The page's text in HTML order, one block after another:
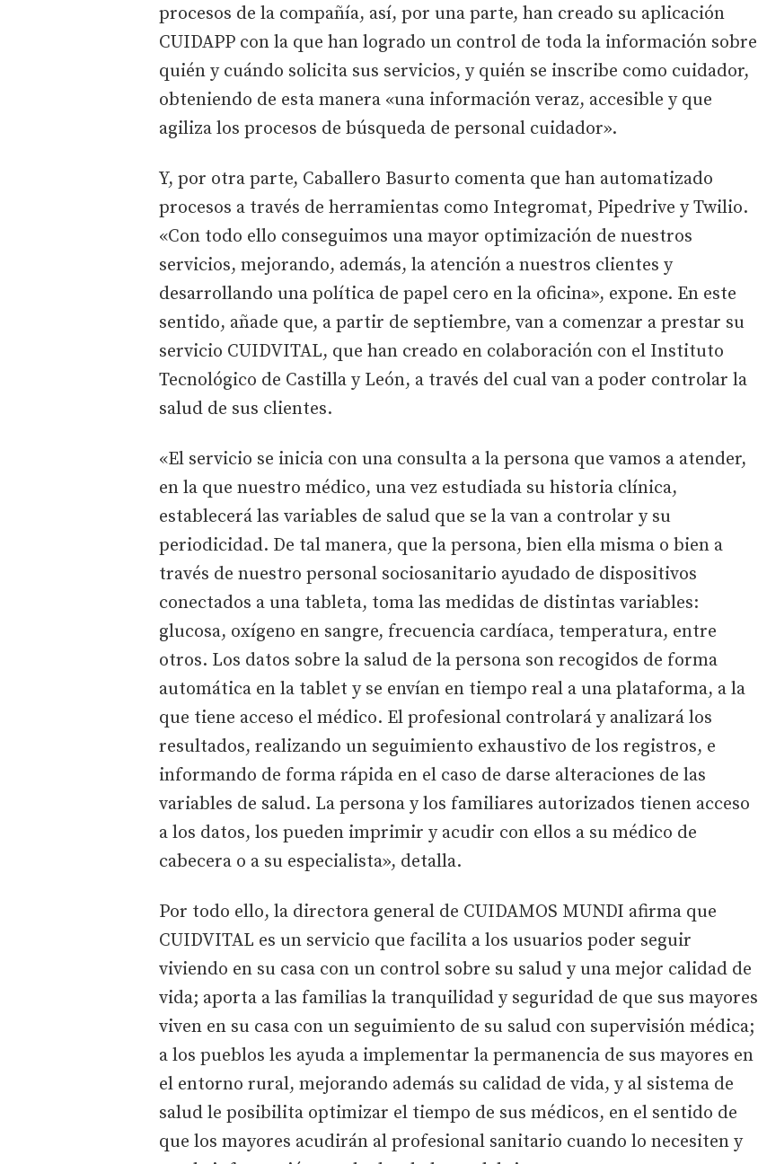
procesos de la compañía, así, por una parte, han creado su aplicación
CUIDAPP con la que han logrado un control de toda la información sobre
quién y cuándo solicita sus servicios, y quién se inscribe como cuidador,
obteniendo de esta manera «una información veraz, accesible y que
agiliza los procesos de búsqueda de personal cuidador».
Y, por otra parte, Caballero Basurto comenta que han automatizado
procesos a través de herramientas como Integromat, Pipedrive y Twilio.
«Con todo ello conseguimos una mayor optimización de nuestros
servicios, mejorando, además, la atención a nuestros clientes y
desarrollando una política de papel cero en la oficina», expone. En este
sentido, añade que, a partir de septiembre, van a comenzar a prestar su
servicio CUIDVITAL, que han creado en colaboración con el Instituto
Tecnológico de Castilla y León, a través del cual van a poder controlar la
salud de sus clientes.
«El servicio se inicia con una consulta a la persona que vamos a atender,
en la que nuestro médico, una vez estudiada su historia clínica,
establecerá las variables de salud que se la van a controlar y su
periodicidad. De tal manera, que la persona, bien ella misma o bien a
través de nuestro personal sociosanitario ayudado de dispositivos
conectados a una tableta, toma las medidas de distintas variables:
glucosa, oxígeno en sangre, frecuencia cardíaca, temperatura, entre
otros. Los datos sobre la salud de la persona son recogidos de forma
automática en la tablet y se envían en tiempo real a una plataforma, a la
que tiene acceso el médico. El profesional controlará y analizará los
resultados, realizando un seguimiento exhaustivo de los registros, e
informando de forma rápida en el caso de darse alteraciones de las
variables de salud. La persona y los familiares autorizados tienen acceso
a los datos, los pueden imprimir y acudir con ellos a su médico de
cabecera o a su especialista», detalla.
Por todo ello, la directora general de CUIDAMOS MUNDI afirma que
CUIDVITAL es un servicio que facilita a los usuarios poder seguir
viviendo en su casa con un control sobre su salud y una mejor calidad de
vida; aporta a las familias la tranquilidad y seguridad de que sus mayores
viven en su casa con un seguimiento de su salud con supervisión médica;
a los pueblos les ayuda a implementar la permanencia de sus mayores en
el entorno rural, mejorando además su calidad de vida, y al sistema de
salud le posibilita optimizar el tiempo de sus médicos, en el sentido de
que los mayores acudirán al profesional sanitario cuando lo necesiten y